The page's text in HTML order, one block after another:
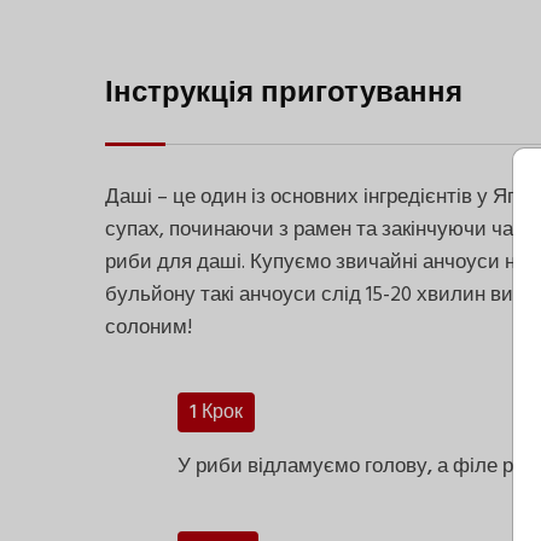
Інструкція приготування
Даші – це один із основних інгредієнтів у
супах, починаючи з рамен та закінчуючи
риби для даші. Купуємо звичайні анчоуси на
бульйону такі анчоуси слід 15-20 хвилин
солоним!
1 Крок
У риби відламуємо голову, а філе